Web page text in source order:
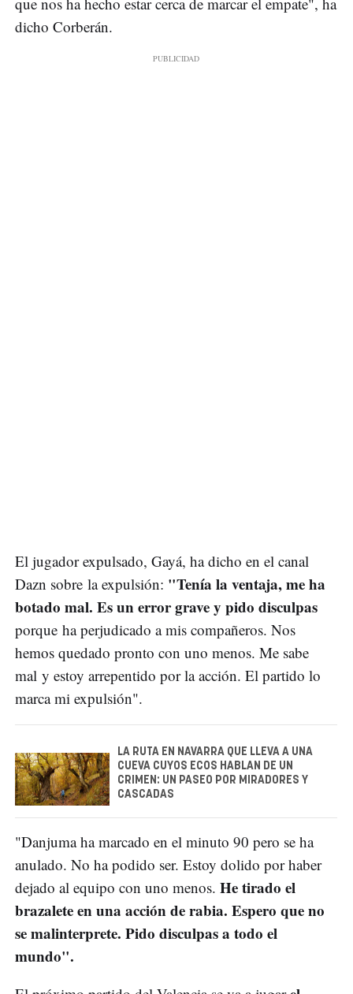
dicho Corberán.
El jugador expulsado, Gayá, ha dicho en el canal
Dazn sobre la expulsión: "Tenía la ventaja, me ha
botado mal. Es un error grave y pido disculpas
porque ha perjudicado a mis compañeros. Nos
hemos quedado pronto con uno menos. Me sabe
mal y estoy arrepentido por la acción. El partido lo
marca mi expulsión".
LA RUTA EN NAVARRA QUE LLEVA A UNA
CUEVA CUYOS ECOS HABLAN DE UN
CRIMEN: UN PASEO POR MIRADORES Y
CASCADAS
"Danjuma ha marcado en el minuto 90 pero se ha
anulado. No ha podido ser. Estoy dolido por haber
dejado al equipo con uno menos. He tirado el
brazalete en una acción de rabia. Espero que no
se malinterprete. Pido disculpas a todo el
mundo".